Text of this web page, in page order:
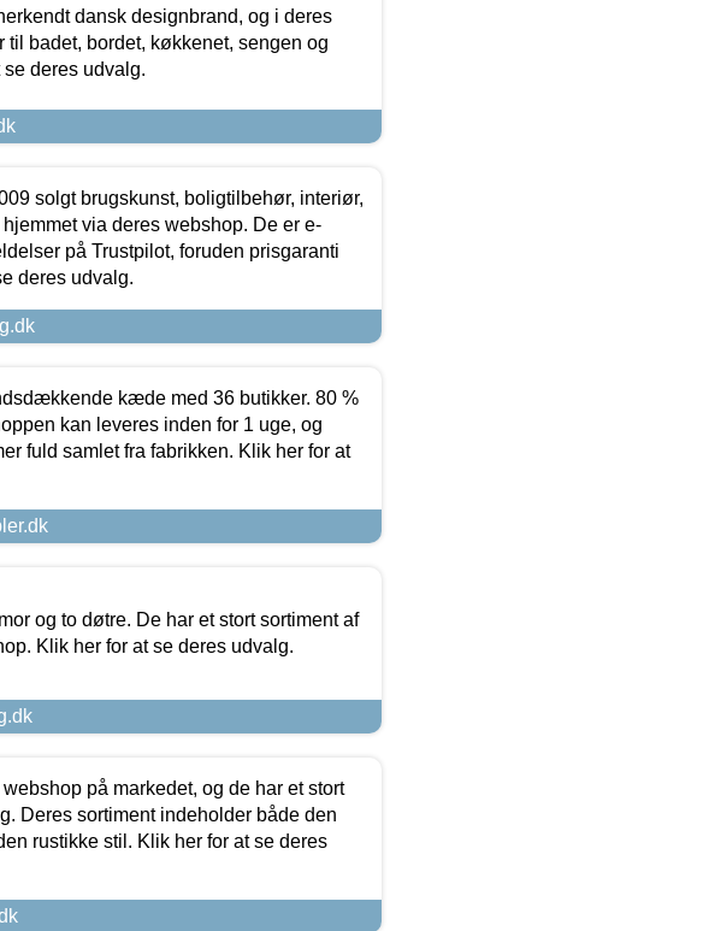
dansk designbrand, og i deres
til badet, bordet, køkkenet, sengen og
deres udvalg.
solgt brugskunst, boligtilbehør, interiør,
via deres webshop. De er e-
på Trustpilot, foruden prisgaranti
deres udvalg.
kæde med 36 butikker. 80 %
kan leveres inden for 1 uge, og
fuld samlet fra fabrikken. Klik her for at
og to døtre. De har et stort sortiment af
Klik her for at se deres udvalg.
på markedet, og de har et stort
Deres sortiment indeholder både den
rustikke stil. Klik her for at se deres